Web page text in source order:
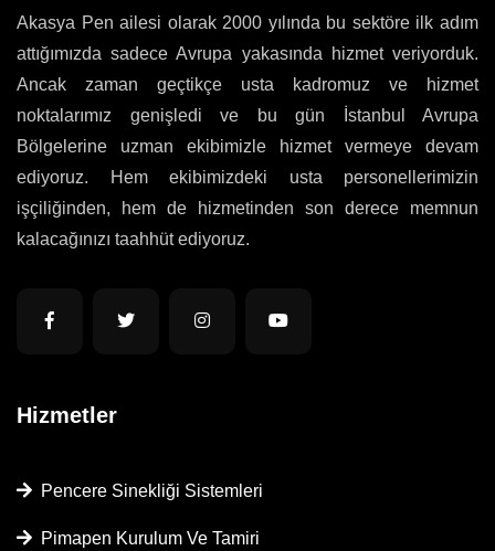
Akasya Pen ailesi olarak 2000 yılında bu sektöre ilk adım
attığımızda sadece Avrupa yakasında hizmet veriyorduk.
Ancak zaman geçtikçe usta kadromuz ve hizmet
noktalarımız genişledi ve bu gün İstanbul Avrupa
Bölgelerine uzman ekibimizle hizmet vermeye devam
ediyoruz. Hem ekibimizdeki usta personellerimizin
işçiliğinden, hem de hizmetinden son derece memnun
kalacağınızı taahhüt ediyoruz.
Hizmetler
Pencere Sinekliği Sistemleri
Pimapen Kurulum Ve Tamiri